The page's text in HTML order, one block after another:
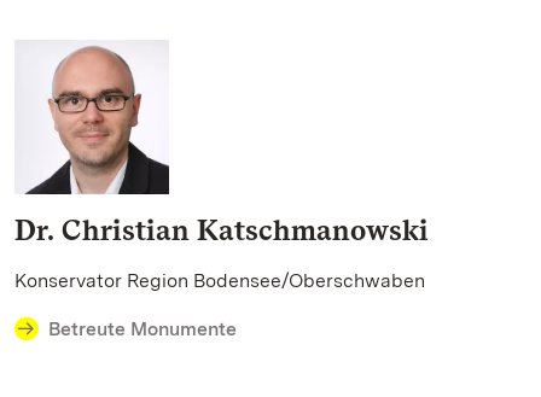
Dr. Christian Katschmanowski
Konservator Region Bodensee/Oberschwaben
Betreute Monumente